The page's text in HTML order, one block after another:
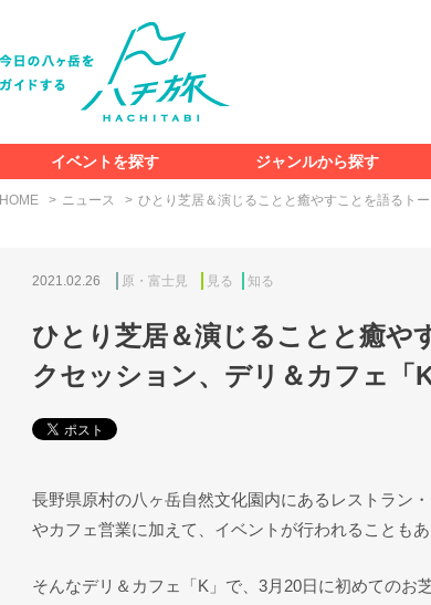
イベントを探す
ジャンルから探す
食べる
見る
知る
遊ぶ
特集＆レポート
HOME ニュース ひとり芝居＆演じることと癒やすことを語るト
2021.02.26 原・富士見 見る 知る
ひとり芝居＆演じることと癒や
クセッション、デリ＆カフェ「
長野県原村の八ヶ岳自然文化園内にあるレストラン
やカフェ営業に加えて、イベントが行われることもあ
そんなデリ＆カフェ「K」で、3月20日に初めてのお